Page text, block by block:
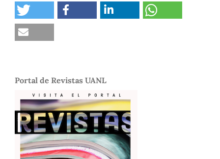
Portal de Revistas UANL